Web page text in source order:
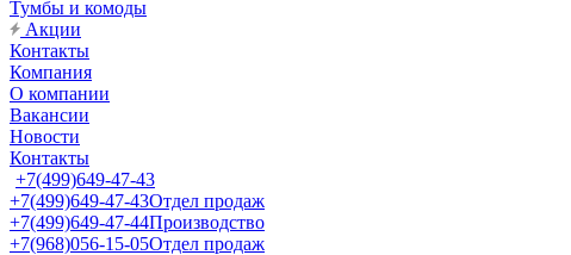
Тумбы и комоды
Акции
Контакты
Компания
О компании
Вакансии
Новости
Контакты
+7(499)649-47-43
+7(499)649-47-43Отдел продаж
+7(499)649-47-44Производство
+7(968)056-15-05Отдел продаж